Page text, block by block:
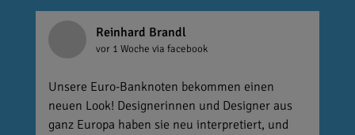
Reinhard Brandl
vor 1 Woche via facebook
Unsere Euro-Banknoten bekommen einen
neuen Look! Designerinnen und Designer aus
ganz Europa haben sie neu interpretiert, und